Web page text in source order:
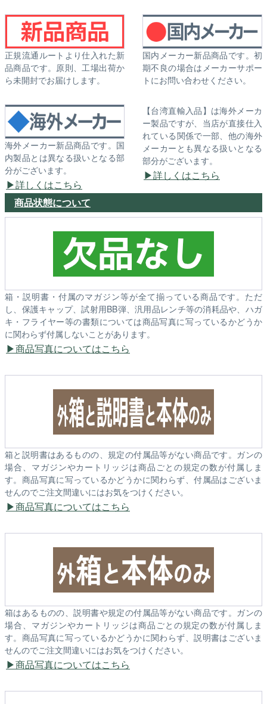
正規流通ルートより仕入れた新
品商品です。原則、工場出荷か
ら未開封でお届けします。
国内メーカー新品商品です。初
期不良の場合はメーカーサポー
トにお問い合わせください。
海外メーカー新品商品です。国
内製品とは異なる扱いとなる部
分がございます。
詳しくはこちら
【台湾直輸入品】は海外メーカ
ー製品ですが、当店が直接仕入
れている関係で一部、他の海外
メーカーとも異なる扱いとなる
部分がございます。
詳しくはこちら
商品状態について
箱・説明書・付属のマガジン等が全て揃っている商品です。ただ
し、保護キャップ、試射用BB弾、汎用品レンチ等の消耗品や、ハガ
キ・フライヤー等の書類については商品写真に写っているかどうか
に関わらず付属しないことがあります。
商品写真についてはこちら
箱と説明書はあるものの、規定の付属品等がない商品です。ガンの
場合、マガジンやカートリッジは商品ごとの規定の数が付属しま
す。商品写真に写っているかどうかに関わらず、付属品はございま
せんのでご注文間違いにはお気をつけください。
商品写真についてはこちら
箱はあるものの、説明書や規定の付属品等がない商品です。ガンの
場合、マガジンやカートリッジは商品ごとの規定の数が付属しま
す。商品写真に写っているかどうかに関わらず、説明書はございま
せんのでご注文間違いにはお気をつけください。
商品写真についてはこちら